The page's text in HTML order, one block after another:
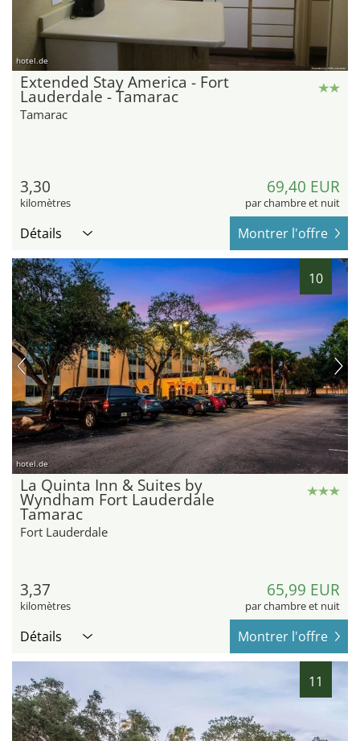
hotel.de
Extended Stay America - Fort
Lauderdale - Tamarac
Tamarac
3,30
kilomètres
69,40 EUR
par chambre et nuit
Détails Montrer l'offre
10
hotel.de
La Quinta Inn & Suites by
Wyndham Fort Lauderdale
Tamarac
Fort Lauderdale
3,37
kilomètres
65,99 EUR
par chambre et nuit
Détails Montrer l'offre
11